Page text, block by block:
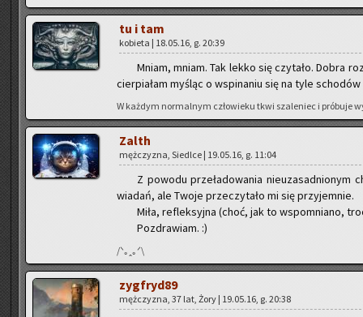
tu i tam
ko­bie­ta | 18.05.16, g. 20:39
Mniam, mniam. Tak lekko się czy­ta­ło. Dobra
cier­pia­łam my­śląc o wspi­na­niu się na tyle
W każ­dym nor­malnym czło­wie­ku tkwi sza­leniec i próbu­je
Zalth
męż­czy­zna, Sie­dl­ce | 19.05.16, g. 11:04
Z po­wo­du prze­ła­do­wa­nia
wia­dań, ale Twoje prze­czy­ta­ło mi się przy­jem­nie.
Miła, re­flek­syj­na (choć, jak to wspo­mnia­no,
Po­zdra­wiam. :)
/ᐠ｡ꞈ｡ᐟ\
zyg­fry­d89
męż­czy­zna, 37 lat, Żory | 19.05.16, g. 20:38